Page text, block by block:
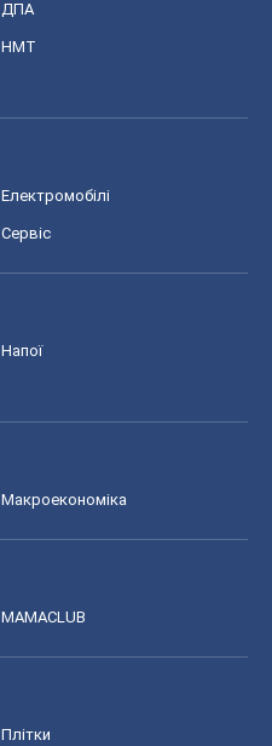
ДПА
НМТ
Електромобілі
Сервіс
Напої
Макроекономіка
MAMACLUB
Плітки